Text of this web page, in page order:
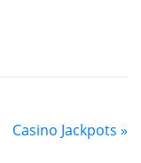
Casino Jackpots »